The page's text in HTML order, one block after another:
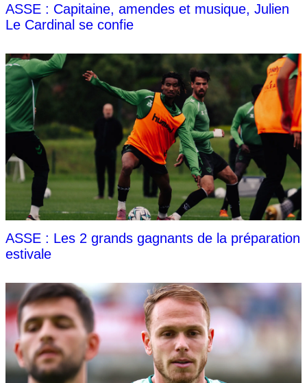
ASSE : Capitaine, amendes et musique, Julien
Le Cardinal se confie
ASSE : Les 2 grands gagnants de la préparation
estivale